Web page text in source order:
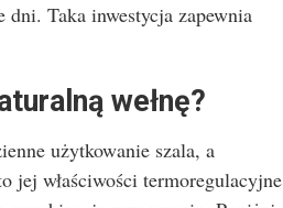
dni. Taka inwestycja zapewnia
wełnę?
użytkowanie szala, a
jej właściwości termoregulacyjne